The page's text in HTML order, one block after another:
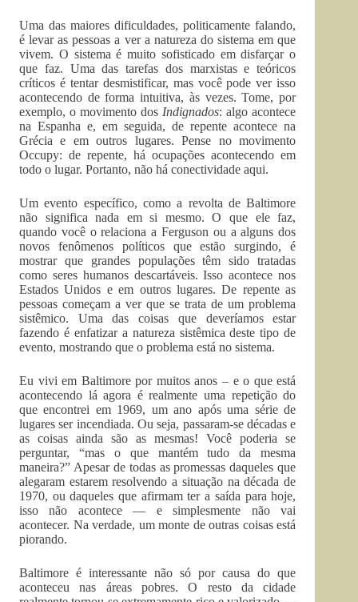
Uma das maiores dificuldades, politicamente falando,
é levar as pessoas a ver a natureza do sistema em que
vivem. O sistema é muito sofisticado em disfarçar o
que faz. Uma das tarefas dos marxistas e teóricos
críticos é tentar desmistificar, mas você pode ver isso
acontecendo de forma intuitiva, às vezes. Tome, por
exemplo, o movimento dos Indignados: algo acontece
na Espanha e, em seguida, de repente acontece na
Grécia e em outros lugares. Pense no movimento
Occupy: de repente, há ocupações acontecendo em
todo o lugar. Portanto, não há conectividade aqui.
Um evento específico, como a revolta de Baltimore
não significa nada em si mesmo. O que ele faz,
quando você o relaciona a Ferguson ou a alguns dos
novos fenômenos políticos que estão surgindo, é
mostrar que grandes populações têm sido tratadas
como seres humanos descartáveis. Isso acontece nos
Estados Unidos e em outros lugares. De repente as
pessoas começam a ver que se trata de um problema
sistêmico. Uma das coisas que deveríamos estar
fazendo é enfatizar a natureza sistêmica deste tipo de
evento, mostrando que o problema está no sistema.
Eu vivi em Baltimore por muitos anos – e o que está
acontecendo lá agora é realmente uma repetição do
que encontrei em 1969, um ano após uma série de
lugares ser incendiada. Ou seja, passaram-se décadas e
as coisas ainda são as mesmas! Você poderia se
perguntar, “mas o que mantém tudo da mesma
maneira?” Apesar de todas as promessas daqueles que
alegaram estarem resolvendo a situação na década de
1970, ou daqueles que afirmam ter a saída para hoje,
isso não acontece — e simplesmente não vai
acontecer. Na verdade, um monte de outras coisas está
piorando.
Baltimore é interessante não só por causa do que
aconteceu nas áreas pobres. O resto da cidade